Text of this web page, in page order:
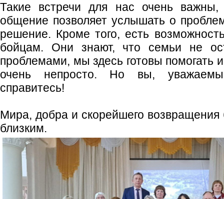
Такие встречи для нас очень
общение позволяет услышать о
решение. Кроме того, есть
бойцам. Они знают, что семьи не
проблемами, мы здесь готовы помогать
очень непросто. Но вы,
справитесь!
Мира, добра и скорейшего
близким.